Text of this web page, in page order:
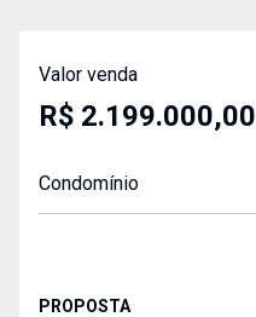
Valor venda
R$ 2.199.000,00
Condomínio
PROPOSTA